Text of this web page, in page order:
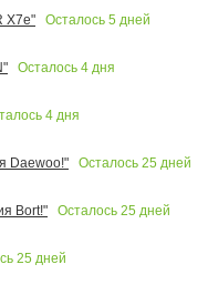
X7e"
Осталось 5 дней
Осталось 4 дня
4 дня
Daewoo!"
Осталось 25 дней
Bort!"
Осталось 25 дней
25 дней